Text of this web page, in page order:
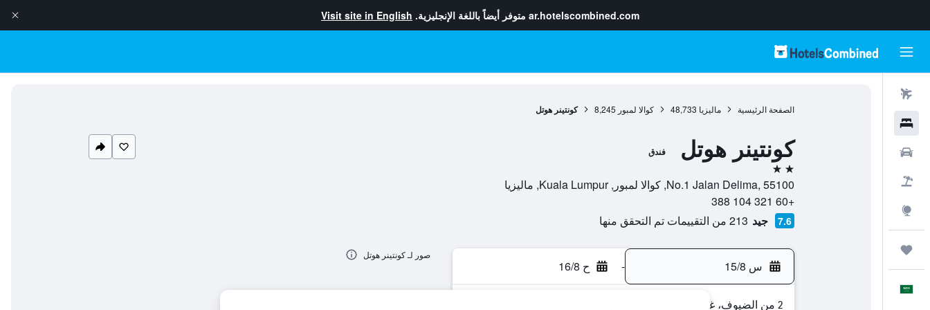
ar.hotelscombined.com متوفر أيضاً باللغة الإنجليزية. Visit site in English
الصفحة الرئيسية ماليزيا 48,733 كوالا لمبور 8,245 كونتينر هوتل
كونتينر هوتل فندق
2 نجمتين
No.1 Jalan Delima, 55100, كوالا لمبور, Kuala Lumpur, ماليزيا
+60 321 104 388
7.6 جيد 213 من التقييمات تم التحقق منها
س 15/8 - ح 16/8
2 من الضيوف، غرفة واحدة
صور لـ كونتينر هوتل